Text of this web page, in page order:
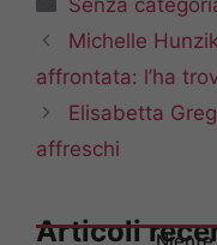
Michelle
affrontata: l’ha
Elisabetta
affreschi
Articoli